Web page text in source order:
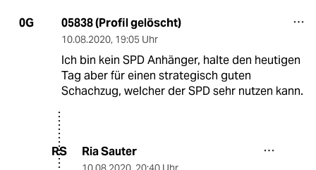
0G 05838 (Profil gelöscht)
10.08.2020, 19:05 Uhr
Ich bin kein SPD Anhänger, halte den heutigen
Tag aber für einen strategisch guten
Schachzug, welcher der SPD sehr nutzen kann.
RS Ria Sauter